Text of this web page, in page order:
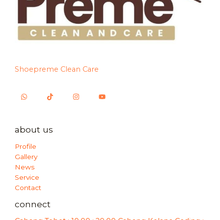
Shoepreme Clean Care
about us
Profile
Gallery
News
Service
Contact
connect